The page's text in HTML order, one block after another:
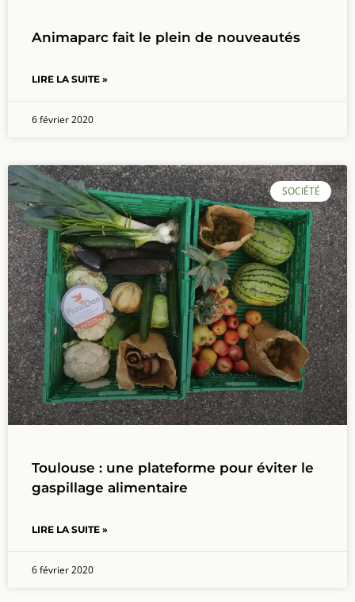
Animaparc fait le plein de nouveautés
LIRE LA SUITE »
6 février 2020
SOCIÉTÉ
Toulouse : une plateforme pour éviter le
gaspillage alimentaire
LIRE LA SUITE »
6 février 2020